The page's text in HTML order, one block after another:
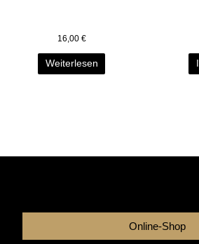
16,00 €
Weiterlesen
Online-Shop